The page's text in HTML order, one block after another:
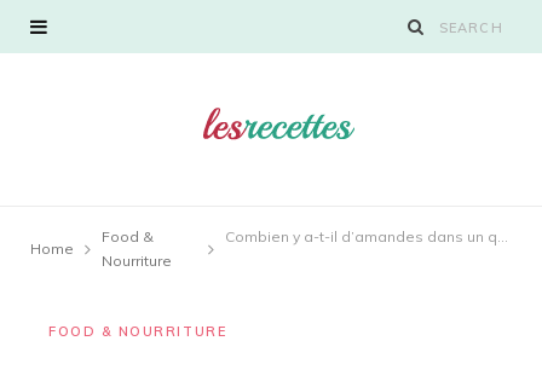
Home
Food &
Nourriture
Combien y a-t-il d’amandes dans un quart de tasse ?
FOOD & NOURRITURE